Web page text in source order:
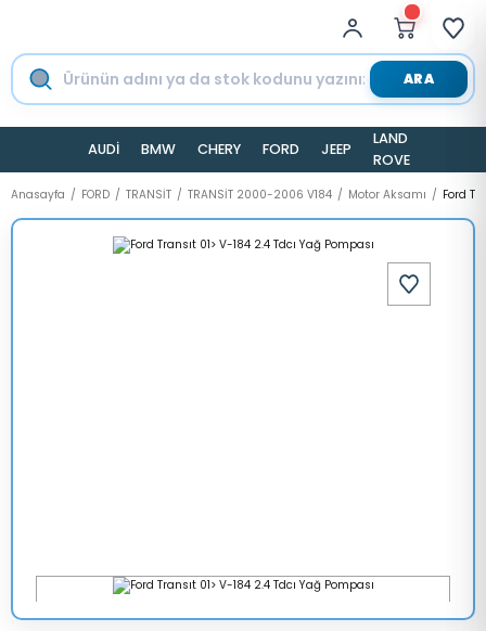
ARA
AUDİ BMW CHERY FORD JEEP
LAND
ROVER
Anasayfa FORD TRANSİT TRANSİT 2000-2006 V184 Motor Aksamı Ford